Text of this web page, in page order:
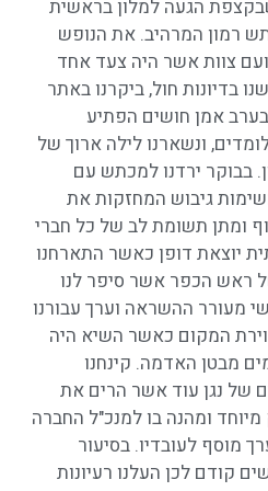
הגעה למלון בראשית
רמון המרהיב. את הנופש
ועם צוות אשר היה צעד אחד
בדיונות חול, ביקרנו באתר
אמן חושים הפתיע
ונשארנו לילה ארוך של
בבוקר ירדנו למכתש עם
גיבוש המחזקות את
ומתן תשומת לב של כל חברי
יוצאת דופן כאשר התארחנו
ראש הכפר אשר סיפר לנו
מעורר ההשראה וערך עבורנו
המקום כאשר השיא היה
מבטן האדמה. קינחנו
של נגן עוד אשר הרים את
ומהנה בו למנכ"ל החברה
מוסף לעובדיו. בסיעור
קודם לכן העלנו רעיונות